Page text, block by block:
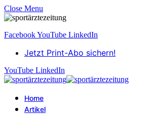
Close Menu
FacebookYouTube LinkedIn
Jetzt Print-Abo sichern!
YouTube LinkedIn
Home
Artikel